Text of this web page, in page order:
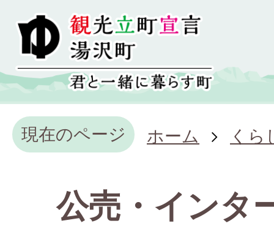
現在のページ ホーム くら
公売・インタ